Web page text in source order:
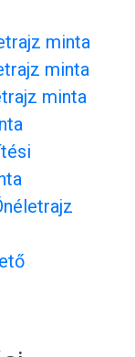
minta
minta
minta